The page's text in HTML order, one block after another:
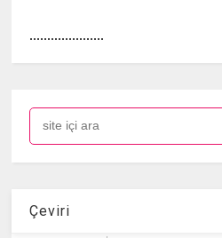
.....................
Çeviri